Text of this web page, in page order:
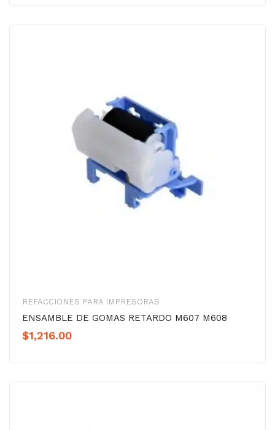
REFACCIONES PARA IMPRESORAS
ENSAMBLE DE GOMAS RETARDO M607 M608
$1,216.00